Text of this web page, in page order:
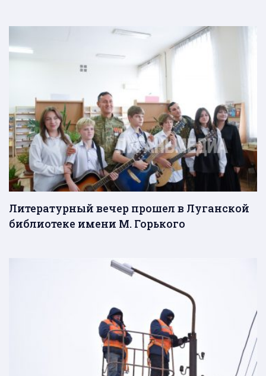
Литературный вечер прошел в Луганской
библиотеке имени М. Горького